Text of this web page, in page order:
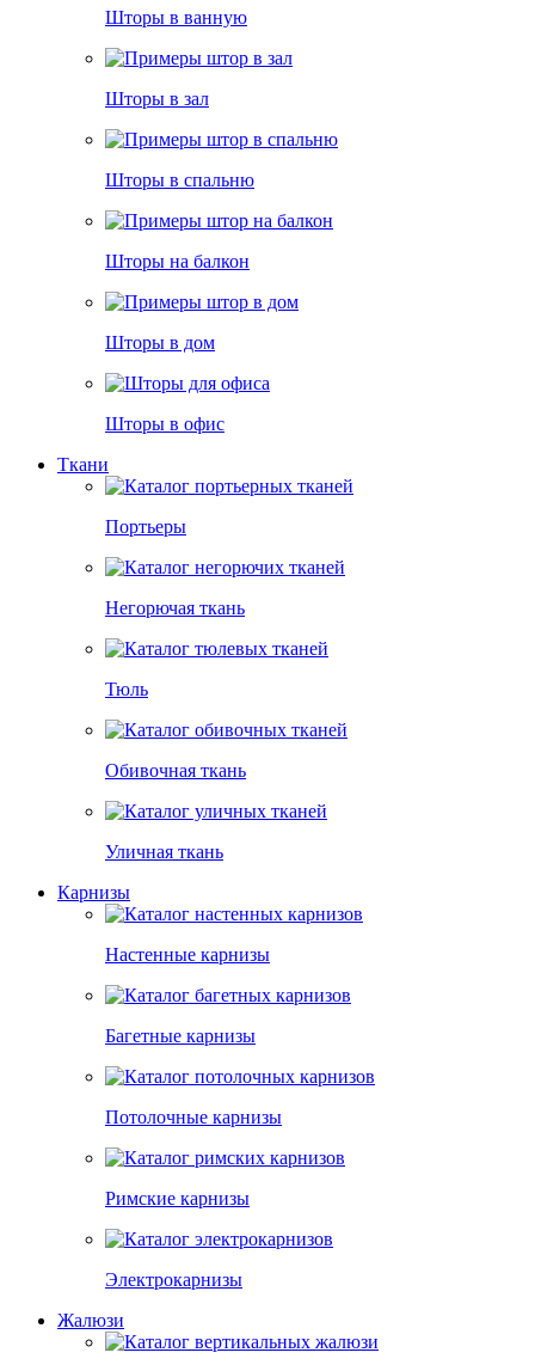
Шторы в ванную
Шторы в зал
Шторы в спальню
Шторы на балкон
Шторы в дом
Шторы в офис
Ткани
Портьеры
Негорючая ткань
Тюль
Обивочная ткань
Уличная ткань
Карнизы
Настенные карнизы
Багетные карнизы
Потолочные карнизы
Римские карнизы
Электрокарнизы
Жалюзи